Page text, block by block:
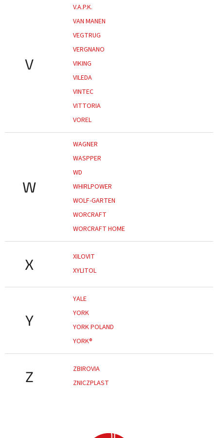
V
V.A.P.K.
VAN MANEN
VEGTRUG
VERGNANO
VIKING
VILEDA
VINTEC
VITTORIA
VOREL
W
WAGNER
WASPPER
WD
WHIRLPOWER
WOLF-GARTEN
WORCRAFT
WORCRAFT HOME
X
XILOVIT
XYLITOL
Y
YALE
YORK
YORK POLAND
YORK®
Z
ZBIROVIA
ZNICZPLAST